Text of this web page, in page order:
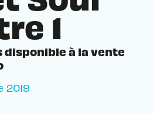
1
disponible à la vente
2019